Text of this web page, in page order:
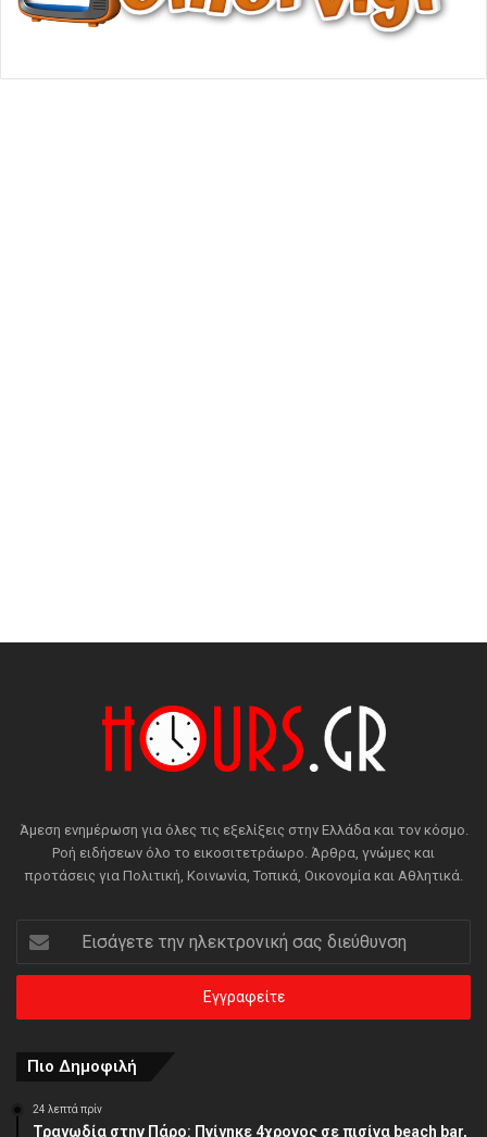
Άμεση ενημέρωση για όλες τις εξελίξεις στην Ελλάδα και τον κόσμο.
Ροή ειδήσεων όλο το εικοσιτετράωρο. Άρθρα, γνώμες και
προτάσεις για Πολιτική, Κοινωνία, Τοπικά, Οικονομία και Αθλητικά.
Εισάγετε
την
ηλεκτρονική
διεύθυνση
Πιο Δημοφιλή
24 λεπτά πρίν
Τραγωδία στην Πάρο: Πνίγηκε 4χρονος σε πισίνα beach bar,